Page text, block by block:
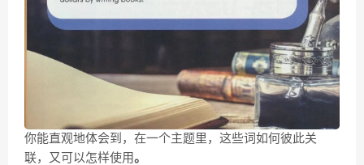
你能直观地体会到，在一个主题里，这些词如何彼此关
联，又可以怎样使用。